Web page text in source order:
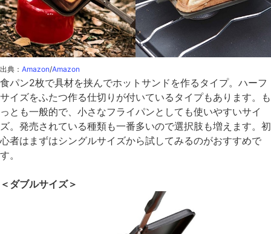
出典： Amazon/Amazon
食パン2枚で具材を挟んでホットサンドを作るタイプ。ハーフ
サイズをふたつ作る仕切りが付いているタイプもあります。も
っとも一般的で、小さなフライパンとしても使いやすいサイ
ズ。発売されている種類も一番多いので選択肢も増えます。初
心者はまずはシングルサイズから試してみるのがおすすめで
す。
＜ダブルサイズ＞